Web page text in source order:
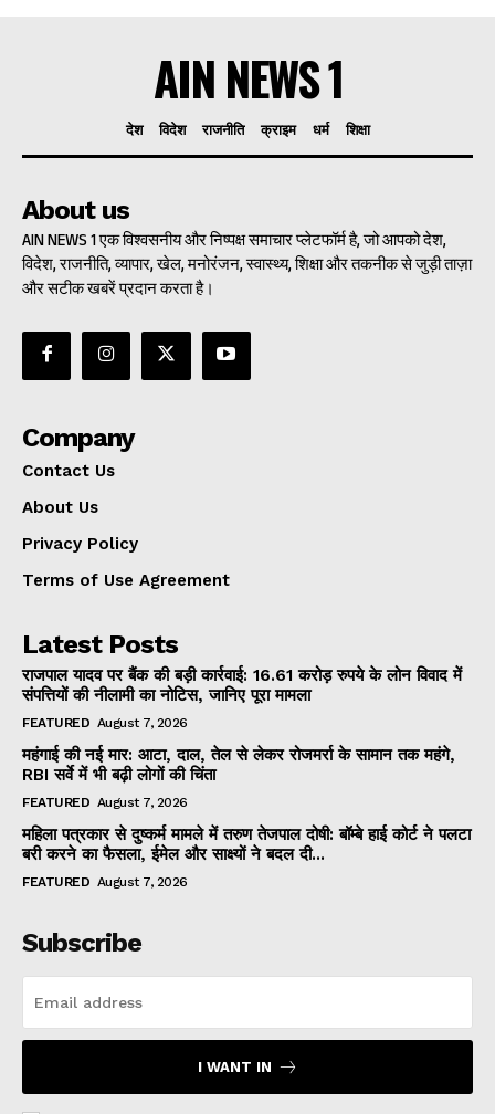
AIN NEWS 1
देश विदेश राजनीति क्राइम धर्म शिक्षा
About us
AIN NEWS 1 एक विश्वसनीय और निष्पक्ष समाचार प्लेटफॉर्म है, जो आपको देश,
विदेश, राजनीति, व्यापार, खेल, मनोरंजन, स्वास्थ्य, शिक्षा और तकनीक से जुड़ी ताज़ा
और सटीक खबरें प्रदान करता है।
Company
Contact Us
About Us
Privacy Policy
Terms of Use Agreement
Latest Posts
राजपाल यादव पर बैंक की बड़ी कार्रवाई: 16.61 करोड़ रुपये के लोन विवाद में
संपत्तियों की नीलामी का नोटिस, जानिए पूरा मामला
FEATURED August 7, 2026
महंगाई की नई मार: आटा, दाल, तेल से लेकर रोजमर्रा के सामान तक महंगे,
RBI सर्वे में भी बढ़ी लोगों की चिंता
FEATURED August 7, 2026
महिला पत्रकार से दुष्कर्म मामले में तरुण तेजपाल दोषी: बॉम्बे हाई कोर्ट ने पलटा
बरी करने का फैसला, ईमेल और साक्ष्यों ने बदल दी...
FEATURED August 7, 2026
Subscribe
I WANT IN